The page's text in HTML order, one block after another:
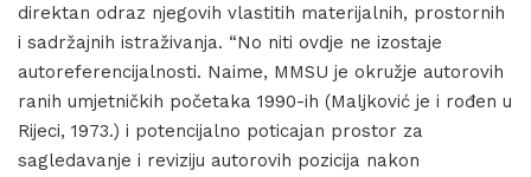
direktan odraz njegovih vlastitih materijalnih, prostornih
i sadržajnih istraživanja. “No niti ovdje ne izostaje
autoreferencijalnosti. Naime, MMSU je okružje autorovih
ranih umjetničkih početaka 1990-ih (Maljković je i rođen u
Rijeci, 1973.) i potencijalno poticajan prostor za
sagledavanje i reviziju autorovih pozicija nakon